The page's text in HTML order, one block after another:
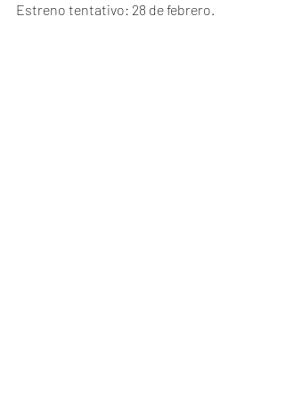
Estreno tentativo: 28 de febrero.